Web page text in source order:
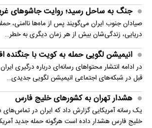
جنگ به ساحل رسید؛ روایت جاشوهای
صیادان جنوب ایران می‌گویند پس از ماه‌ها ناامنی،
دریایی، زندگی‌شان بیش از هر زمان دیگری به خطر…
انیمیشن لگویی حمله به کویت با جنگنده
در ادامه انتشار محتواهای رسانه‌ای درباره درگیری
قبل در شبکه‌های اجتماعی انیمیشن لگویی جدیدی…
هشدار تهران به کشورهای خلیج فارس
یک رسانه آمریکایی گزارش داد که ایران در تماس‌های
خلیج فارس هشدار داده است هرگونه حمله جدید